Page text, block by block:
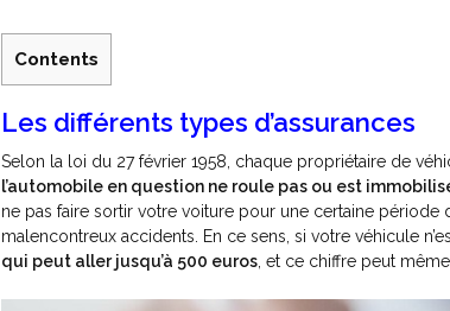
Contents
Les différents types d’assurances
Selon la loi du 27 février 1958, chaque propriétaire de
l’automobile en question ne roule pas ou est
ne pas faire sortir votre voiture pour une certaine
malencontreux accidents. En ce sens, si votre véhicule
qui peut aller jusqu’à 500 euros , et ce chiffre peut